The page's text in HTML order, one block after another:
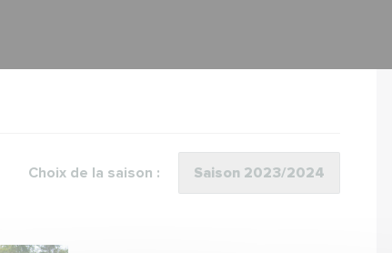
Choix de la saison :